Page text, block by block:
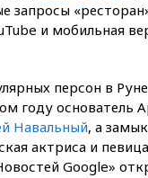
запросы
и мобильная
персон в
году основатель
Навальный, а
актриса и
Google»